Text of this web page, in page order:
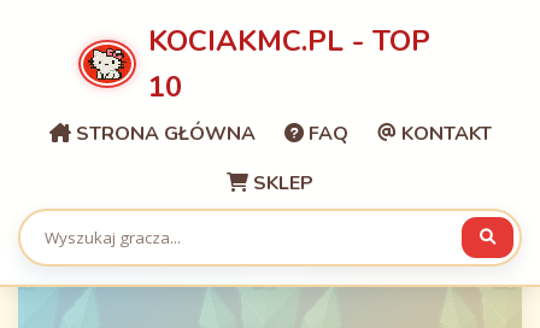
KOCIAKMC.PL - TOP
10
STRONA GŁÓWNA FAQ
KONTAKT
SKLEP